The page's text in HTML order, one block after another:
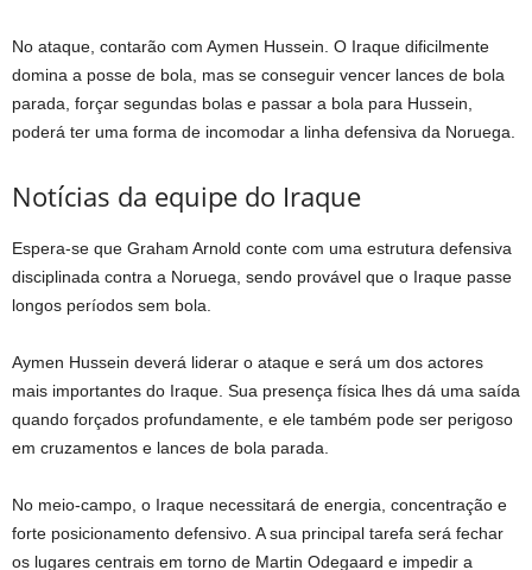
No ataque, contarão com Aymen Hussein. O Iraque dificilmente
domina a posse de bola, mas se conseguir vencer lances de bola
parada, forçar segundas bolas e passar a bola para Hussein,
poderá ter uma forma de incomodar a linha defensiva da Noruega.
Notícias da equipe do Iraque
Espera-se que Graham Arnold conte com uma estrutura defensiva
disciplinada contra a Noruega, sendo provável que o Iraque passe
longos períodos sem bola.
Aymen Hussein deverá liderar o ataque e será um dos actores
mais importantes do Iraque. Sua presença física lhes dá uma saída
quando forçados profundamente, e ele também pode ser perigoso
em cruzamentos e lances de bola parada.
No meio-campo, o Iraque necessitará de energia, concentração e
forte posicionamento defensivo. A sua principal tarefa será fechar
os lugares centrais em torno de Martin Odegaard e impedir a